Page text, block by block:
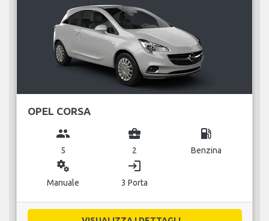
OPEL CORSA
group
5
business_center
2
local_gas_station
Benzina
miscellaneous_services
Manuale
login
3 Porta